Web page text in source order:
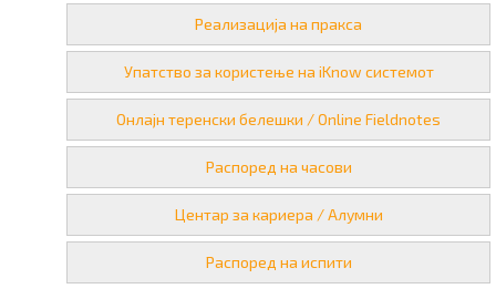
Реализација на пракса
Упатство за користење на iKnow системот
Онлајн теренски белешки / Online Fieldnotes
Распоред на часови
Центар за кариера / Алумни
Распоред на испити